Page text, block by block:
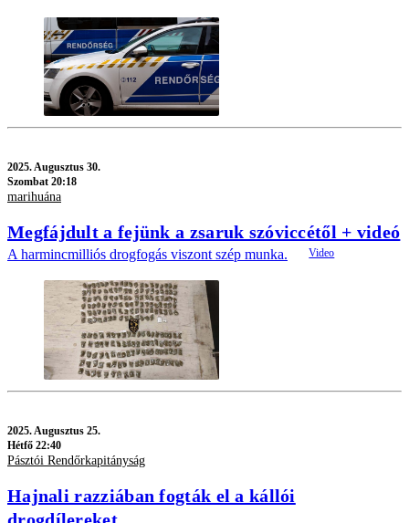
2025.Augusztus 30.
Szombat 20:18
marihuána
Megfájdult a fejünk a zsaruk szóviccétől + videó
A harmincmilliós drogfogás viszont szép munka.
2025. Augusztus 25.
Hétfő 22:40
Pásztói Rendőrkapitányság
Hajnali razziában fogták el a kállói